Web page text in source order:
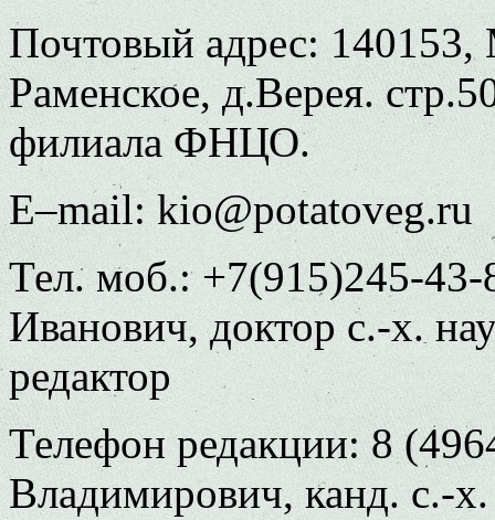
Почтовый адрес: 140153,
Раменское, д.Верея.
филиала ФНЦО.
E–mail: kio@potatoveg.ru
Тел. моб.: +7(915)245-
Иванович, доктор с.-х.
редактор
Телефон редакции: 8
Владимирович, канд. с.-х.